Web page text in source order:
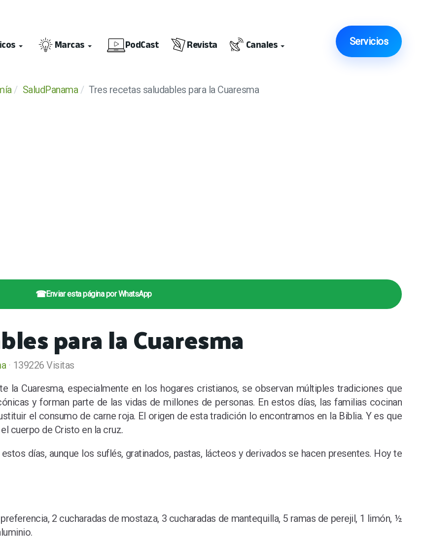
Marcas PodCast Revista Canales Servicios
SaludPanama Tres recetas saludables para la Cuaresma
☎Enviar esta página por WhatsApp
para la Cuaresma
139226 Visitas
la Cuaresma, especialmente en los hogares cristianos, se observan múltiples tradiciones que
y forman parte de las vidas de millones de personas. En estos días, las familias cocinan
el consumo de carne roja. El origen de esta tradición lo encontramos en la Biblia. Y es que
cuerpo de Cristo en la cruz.
días, aunque los suflés, gratinados, pastas, lácteos y derivados se hacen presentes. Hoy te
2 cucharadas de mostaza, 3 cucharadas de mantequilla, 5 ramas de perejil, 1 limón, ½